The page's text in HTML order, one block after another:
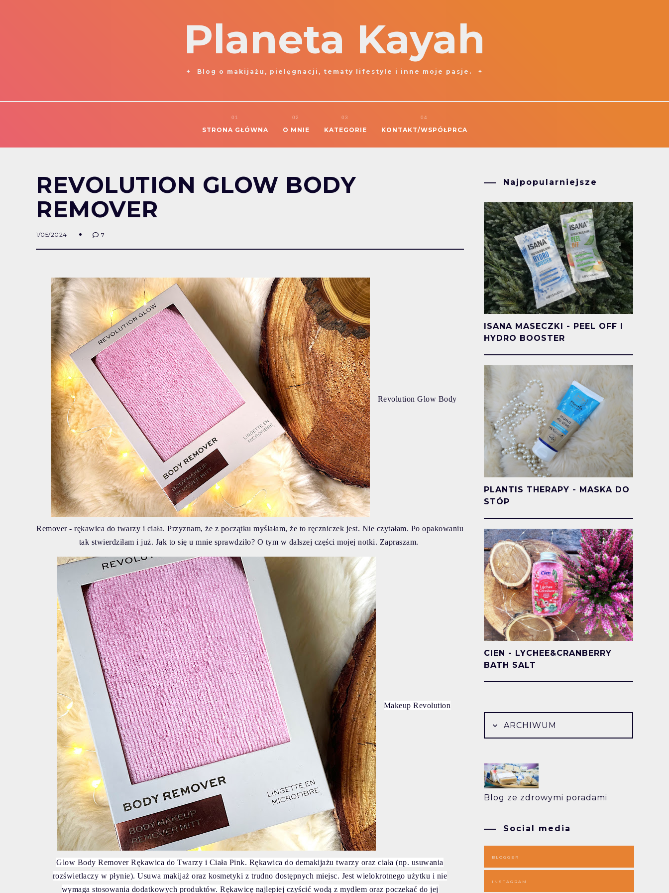
Planeta Kayah
Blog o makijażu, pielęgnacji, tematy lifestyle i inne moje pasje.
STRONA GŁÓWNA O MNIE KATEGORIE KONTAKT/WSPÓŁPRCA
REVOLUTION GLOW BODY
REMOVER
1/05/2024 7
Revolution Glow Body
Remover - rękawica do twarzy i ciała. Przyznam, że z początku myślałam, że to ręczniczek jest. Nie czytałam. Po opakowaniu
tak stwierdziłam i już. Jak to się u mnie sprawdziło? O tym w dalszej części mojej notki. Zapraszam.
Makeup Revolution
Glow Body Remover Rękawica do Twarzy i Ciała Pink. Rękawica do demakijażu twarzy oraz ciała (np. usuwania
rozświetlaczy w płynie). Usuwa makijaż oraz kosmetyki z trudno dostępnych miejsc. Jest wielokrotnego użytku i nie
wymaga stosowania dodatkowych produktów. Rękawicę najlepiej czyścić wodą z mydłem oraz poczekać do jej
Najpopularniejsze
ISANA MASECZKI - PEEL OFF I
HYDRO BOOSTER
PLANTIS THERAPY - MASKA DO
STÓP
CIEN - LYCHEE&CRANBERRY
BATH SALT
ARCHIWUM
Blog ze zdrowymi poradami
Social media
BLOGGER
INSTAGRAM